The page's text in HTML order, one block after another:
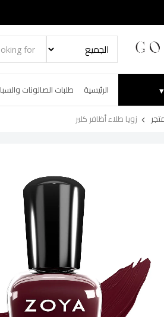
▾ الرئيسية طلبات الصالونات والسبا
زويا طلاء أظافر كلير